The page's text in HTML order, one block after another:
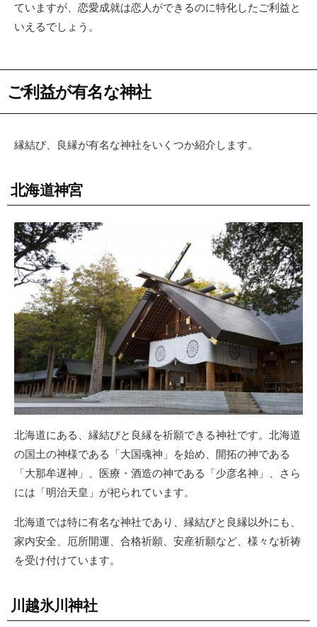
ていますが、恋愛成就は恋人ができるのに特化したご利益と
いえるでしょう。
ご利益が有名な神社
縁結び、良縁が有名な神社をいくつか紹介します。
北海道神宮
北海道にある、縁結びと良縁を祈願できる神社です。北海道
の国土の神様である「大国魂神」を始め、開拓の神である
「大那牟遅神」、医療・酒造の神である「少彦名神」、さら
には「明治天皇」が祀られています。
北海道では特に有名な神社であり、縁結びと良縁以外にも、
家内安全、厄所開運、合格祈願、安産祈願など、様々な祈祷
を受け付けています。
川越氷川神社